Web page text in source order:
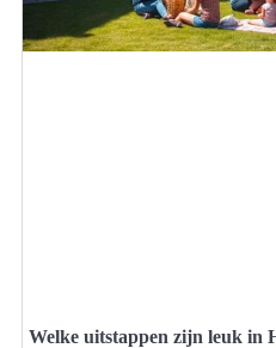
Welke uitstappen zijn leuk in